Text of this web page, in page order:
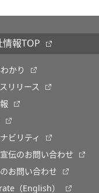
情報TOP
かり
リリース
ビリティ
伝のお問い合わせ
お問い合わせ
（English）